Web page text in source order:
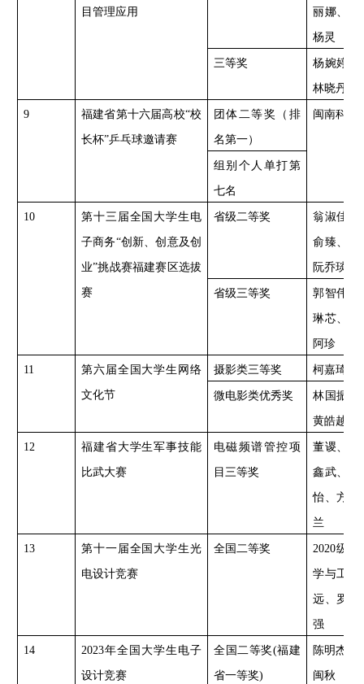
目管理应用 丽娜、彭
杨灵
三等奖 杨婉婷、
林晓丹
9 福建省第十六届高校“校
长杯”乒乓球邀请赛
团体二等奖（排
名第一）
闽南科技
组别个人单打第
七名
10 第十三届全国大学生电
子商务“创新、创意及创
业”挑战赛福建赛区选拔
赛
省级二等奖 翁淑佳、
俞臻、郭
阮乔琰
省级三等奖 郭智伟、
琳芯、李
阿珍
11 第六届全国大学生网络
文化节
摄影类三等奖 柯嘉琦
微电影类优秀奖 林国振、
黄皓越
12 福建省大学生军事技能
比武大赛
电磁频谱管控项
目三等奖
董谡、陈
鑫武、张
怡、方福
兰
13 第十一届全国大学生光
电设计竞赛
全国二等奖 2020级
学与工程
远、罗慷
强
14 2023年全国大学生电子
设计竞赛
全国二等奖(福建
省一等奖)
陈明杰、
闽秋